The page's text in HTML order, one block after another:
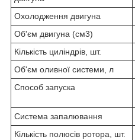
Охолодження двигуна
Об'єм двигуна (см3)
Кількість циліндрів, шт.
Об'єм оливної системи, л
Способ запуска
Система запалювання
Кількість полюсів ротора, шт.